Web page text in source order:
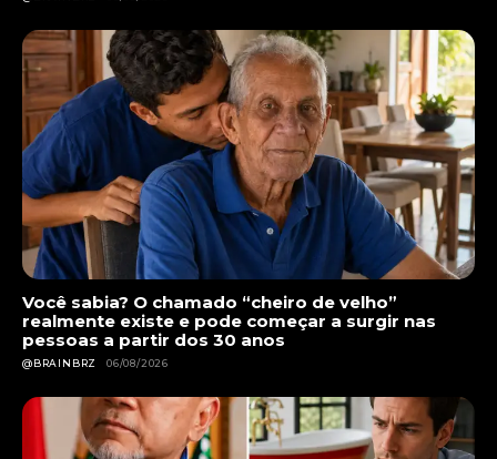
Você sabia? O chamado “cheiro de velho”
realmente existe e pode começar a surgir nas
pessoas a partir dos 30 anos
@BRAINBRZ 06/08/2026